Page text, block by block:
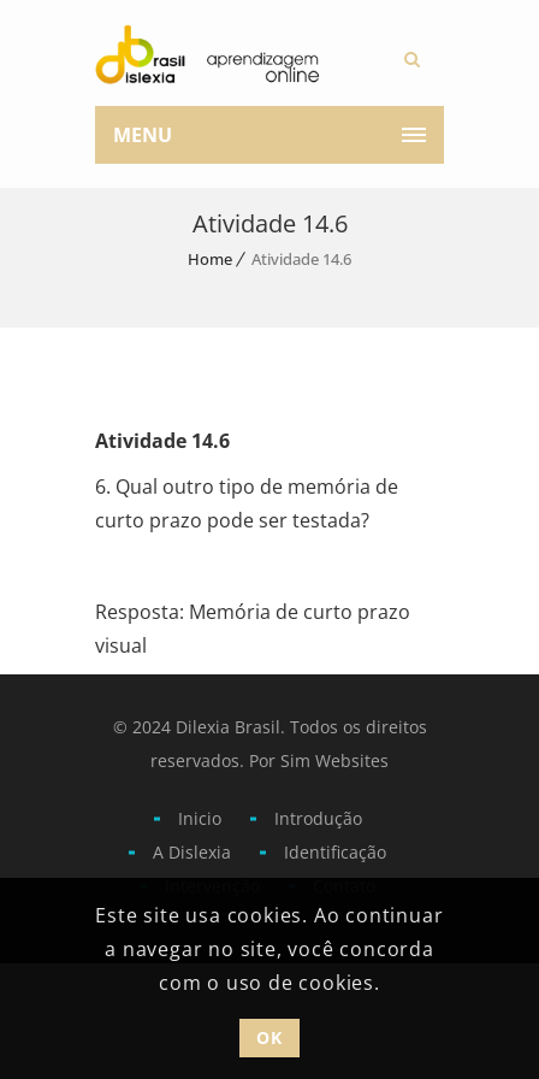
MENU
Atividade 14.6
Home Atividade 14.6
Atividade 14.6
6. Qual outro tipo de memória de
curto prazo pode ser testada?
Resposta: Memória de curto prazo
visual
© 2024 Dilexia Brasil. Todos os direitos
reservados. Por Sim Websites
Inicio
Introdução
A Dislexia
Identificação
Intervenção
Contato
Este site usa cookies. Ao continuar
a navegar no site, você concorda
com o uso de cookies.
OK